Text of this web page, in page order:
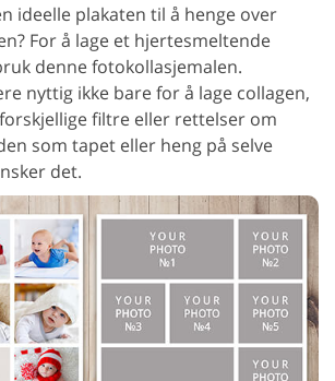
ideelle plakaten til å henge over
For å lage et hjertesmeltende
denne fotokollasjemalen.
nyttig ikke bare for å lage collagen,
filtre eller rettelser om
som tapet eller heng på selve
det.